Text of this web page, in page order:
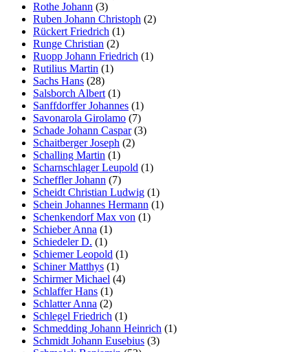
Rothe Johann (3)
Ruben Johann Christoph (2)
Rückert Friedrich (1)
Runge Christian (2)
Ruopp Johann Friedrich (1)
Rutilius Martin (1)
Sachs Hans (28)
Salsborch Albert (1)
Sanffdorffer Johannes (1)
Savonarola Girolamo (7)
Schade Johann Caspar(3)
Schaitberger Joseph (2)
Schalling Martin (1)
Scharnschlager Leupold (1)
Scheffler Johann (7)
Scheidt Christian Ludwig (1)
Schein Johannes Hermann (1)
Schenkendorf Max von (1)
Schieber Anna (1)
Schiedeler D. (1)
Schiemer Leopold (1)
Schiner Matthys (1)
Schirmer Michael (4)
Schlaffer Hans (1)
Schlatter Anna (2)
Schlegel Friedrich (1)
Schmedding Johann Heinrich (1)
Schmidt Johann Eusebius (3)